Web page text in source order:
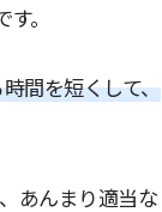
。
間を短くして、
あんまり適当な